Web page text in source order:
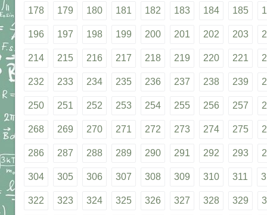
178 179 180 181 182 183 184 185
196 197 198 199 200 201 202 203
214 215 216 217 218 219 220 221
232 233 234 235 236 237 238 239
250 251 252 253 254 255 256 257
268 269 270 271 272 273 274 275
286 287 288 289 290 291 292 293
304 305 306 307 308 309 310 311
322 323 324 325 326 327 328 329